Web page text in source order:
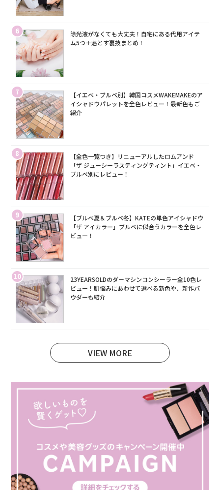
6
除光液がなくても大丈夫！自宅にある代用アイテ
ム5つ＋落とす裏技まとめ！
7
【イエベ・ブルベ別】韓国コスメWAKEMAKEのア
イシャドウパレットを全色レビュー！最新色もご
紹介
8
【全色一覧つき】リニューアルしたロムアンド
「ザ ジューシーラスティングティント」イエベ・
ブルベ別にレビュー！
9
【ブルベ夏＆ブルベ冬】KATEの単色アイシャドウ
「ザ アイカラー」ブルベに似合うカラーを全色レ
ビュー！
10
23YEARSOLDのダーマシンコンシーラー全10色レ
ビュー！肌悩みにあわせて選べる新色や、新作パ
ウダーも紹介
VIEW MORE